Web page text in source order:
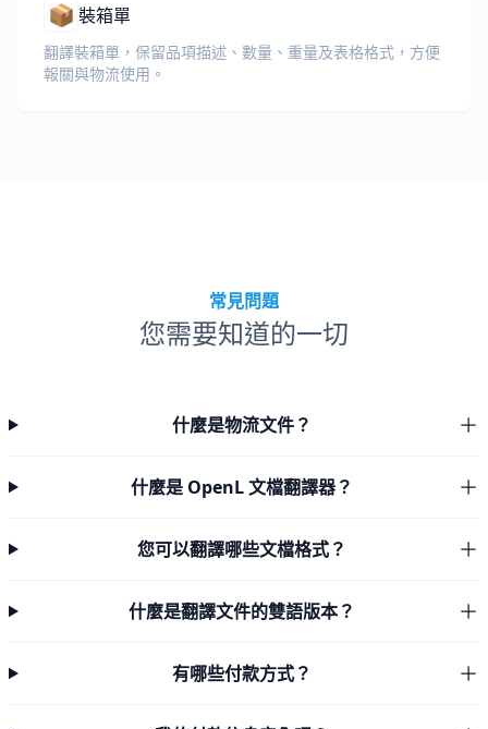
📦 裝箱單
翻譯裝箱單，保留品項描述、數量、重量及表格格式，方便
報關與物流使用。
常見問題
您需要知道的一切
什麼是物流文件？
什麼是 OpenL 文檔翻譯器？
您可以翻譯哪些文檔格式？
什麼是翻譯文件的雙語版本？
有哪些付款方式？